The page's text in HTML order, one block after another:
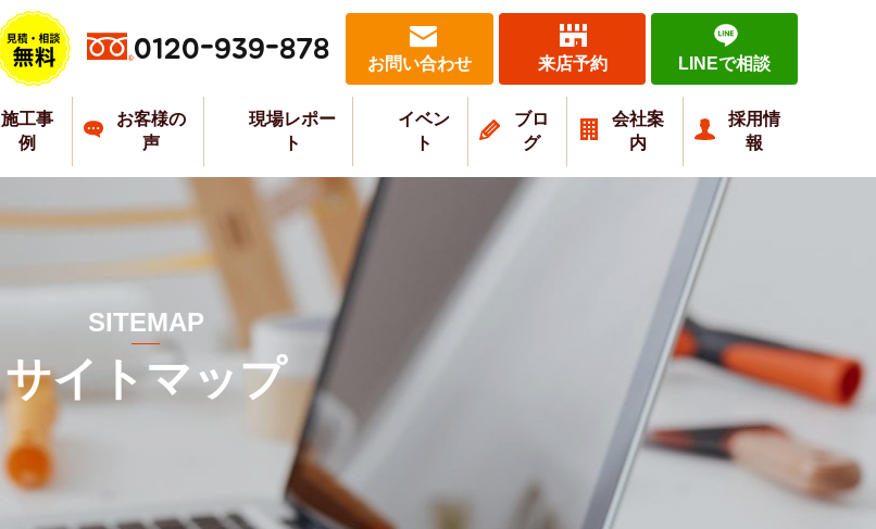
0120-939-878 お問い合わせ 来店予約 LINEで相談
施工事
例
お客様の
声
現場レポー
ト
イベン
ト
ブロ
グ
会社案
内
採用情
報
SITEMAP
サイトマップ